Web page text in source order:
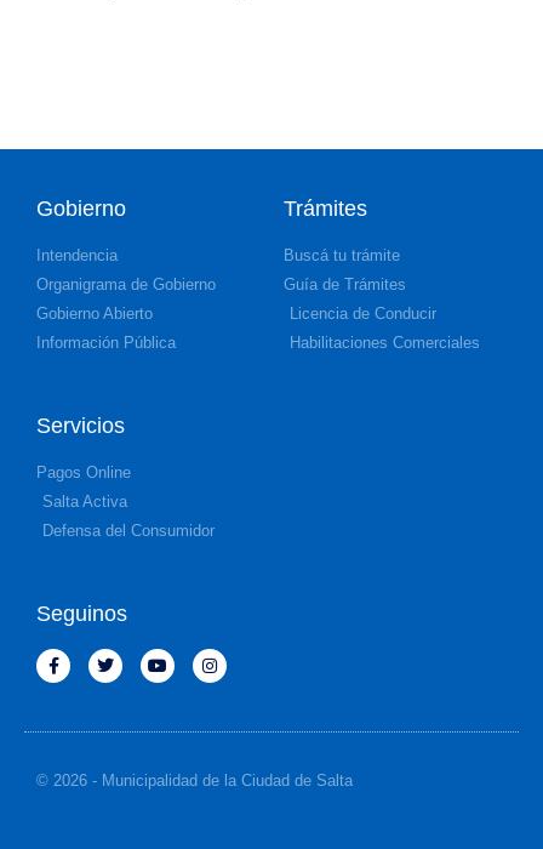
Gobierno
Intendencia
Organigrama de Gobierno
Gobierno Abierto
Información Pública
Trámites
Buscá tu trámite
Guía de Trámites
Licencia de Conducir
Habilitaciones Comerciales
Servicios
Pagos Online
Salta Activa
Defensa del Consumidor
Seguinos
© 2026 - Municipalidad de la Ciudad de Salta